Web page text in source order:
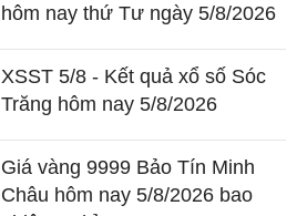
hôm nay thứ Tư ngày 5/8/2026
XSST 5/8 - Kết quả xổ số Sóc
Trăng hôm nay 5/8/2026
Giá vàng 9999 Bảo Tín Minh
Châu hôm nay 5/8/2026 bao